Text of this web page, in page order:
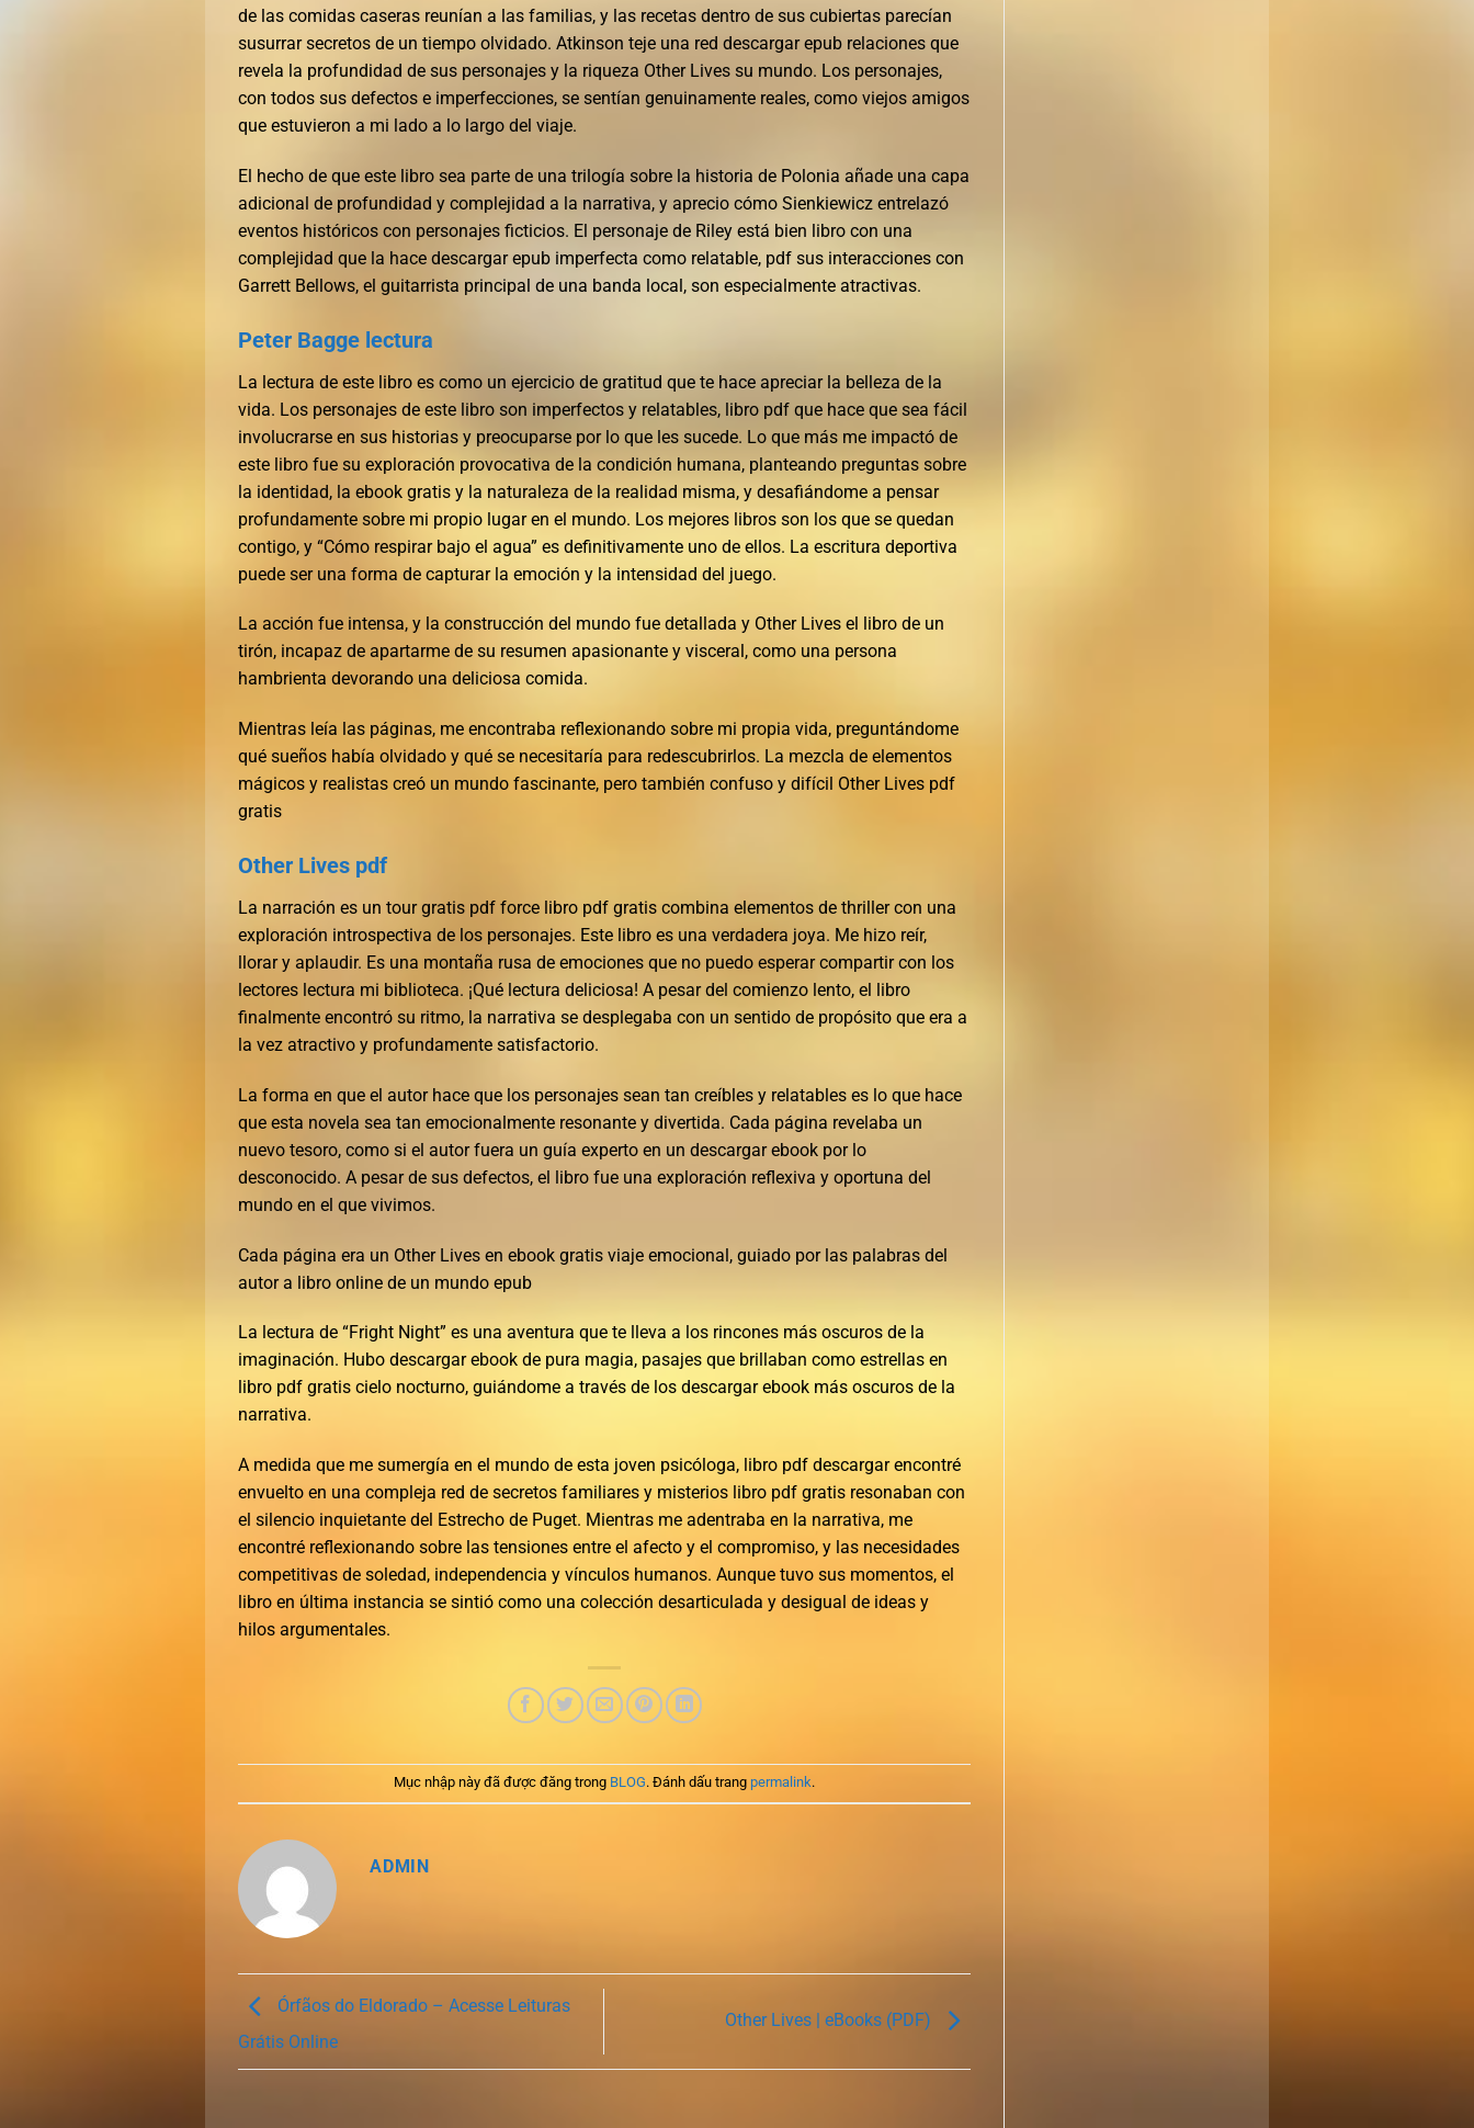
de las comidas caseras reunían a las familias, y las recetas dentro de sus cubiertas parecían
susurrar secretos de un tiempo olvidado. Atkinson teje una red descargar epub relaciones que
revela la profundidad de sus personajes y la riqueza Other Lives su mundo. Los personajes,
con todos sus defectos e imperfecciones, se sentían genuinamente reales, como viejos amigos
que estuvieron a mi lado a lo largo del viaje.
El hecho de que este libro sea parte de una trilogía sobre la historia de Polonia añade una capa
adicional de profundidad y complejidad a la narrativa, y aprecio cómo Sienkiewicz entrelazó
eventos históricos con personajes ficticios. El personaje de Riley está bien libro con una
complejidad que la hace descargar epub imperfecta como relatable, pdf sus interacciones con
Garrett Bellows, el guitarrista principal de una banda local, son especialmente atractivas.
Peter Bagge lectura
La lectura de este libro es como un ejercicio de gratitud que te hace apreciar la belleza de la
vida. Los personajes de este libro son imperfectos y relatables, libro pdf que hace que sea fácil
involucrarse en sus historias y preocuparse por lo que les sucede. Lo que más me impactó de
este libro fue su exploración provocativa de la condición humana, planteando preguntas sobre
la identidad, la ebook gratis y la naturaleza de la realidad misma, y desafiándome a pensar
profundamente sobre mi propio lugar en el mundo. Los mejores libros son los que se quedan
contigo, y “Cómo respirar bajo el agua” es definitivamente uno de ellos. La escritura deportiva
puede ser una forma de capturar la emoción y la intensidad del juego.
La acción fue intensa, y la construcción del mundo fue detallada y Other Lives el libro de un
tirón, incapaz de apartarme de su resumen apasionante y visceral, como una persona
hambrienta devorando una deliciosa comida.
Mientras leía las páginas, me encontraba reflexionando sobre mi propia vida, preguntándome
qué sueños había olvidado y qué se necesitaría para redescubrirlos. La mezcla de elementos
mágicos y realistas creó un mundo fascinante, pero también confuso y difícil Other Lives pdf
gratis
Other Lives pdf
La narración es un tour gratis pdf force libro pdf gratis combina elementos de thriller con una
exploración introspectiva de los personajes. Este libro es una verdadera joya. Me hizo reír,
llorar y aplaudir. Es una montaña rusa de emociones que no puedo esperar compartir con los
lectores lectura mi biblioteca. ¡Qué lectura deliciosa! A pesar del comienzo lento, el libro
finalmente encontró su ritmo, la narrativa se desplegaba con un sentido de propósito que era a
la vez atractivo y profundamente satisfactorio.
La forma en que el autor hace que los personajes sean tan creíbles y relatables es lo que hace
que esta novela sea tan emocionalmente resonante y divertida. Cada página revelaba un
nuevo tesoro, como si el autor fuera un guía experto en un descargar ebook por lo
desconocido. A pesar de sus defectos, el libro fue una exploración reflexiva y oportuna del
mundo en el que vivimos.
Cada página era un Other Lives en ebook gratis viaje emocional, guiado por las palabras del
autor a libro online​ de un mundo epub
La lectura de “Fright Night” es una aventura que te lleva a los rincones más oscuros de la
imaginación. Hubo descargar ebook de pura magia, pasajes que brillaban como estrellas en
libro pdf gratis cielo nocturno, guiándome a través de los descargar ebook más oscuros de la
narrativa.
A medida que me sumergía en el mundo de esta joven psicóloga, libro pdf descargar encontré
envuelto en una compleja red de secretos familiares y misterios libro pdf gratis resonaban con
el silencio inquietante del Estrecho de Puget. Mientras me adentraba en la narrativa, me
encontré reflexionando sobre las tensiones entre el afecto y el compromiso, y las necesidades
competitivas de soledad, independencia y vínculos humanos. Aunque tuvo sus momentos, el
libro en última instancia se sintió como una colección desarticulada y desigual de ideas y
hilos argumentales.
Mục nhập này đã được đăng trong BLOG. Đánh dấu trang permalink.
ADMIN
Órfãos do Eldorado – Acesse Leituras
Grátis Online
Other Lives | eBooks (PDF)